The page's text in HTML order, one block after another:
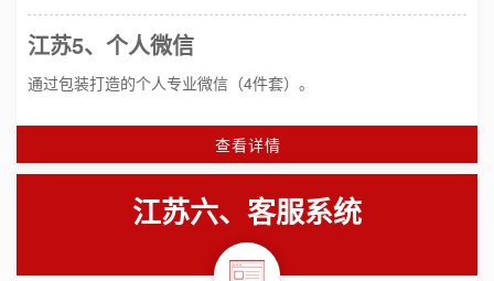
江苏5、个人微信
通过包装打造的个人专业微信（4件套）。
查看详情
江苏六、客服系统